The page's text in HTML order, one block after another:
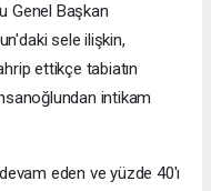
Genel Başkan
sele ilişkin,
ettikçe tabiatın
intikam
eden ve yüzde 40'ı